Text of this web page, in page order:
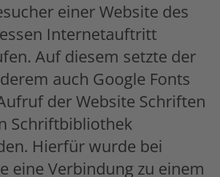
einer Website des
Internetauftritt
Auf diesem setzte der
auch Google Fonts
der Website Schriften
Schriftbibliothek
Hierfür wurde bei
eine Verbindung zu einem